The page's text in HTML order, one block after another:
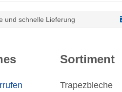
und schnelle Lieferung
Sortiment
Trapezbleche